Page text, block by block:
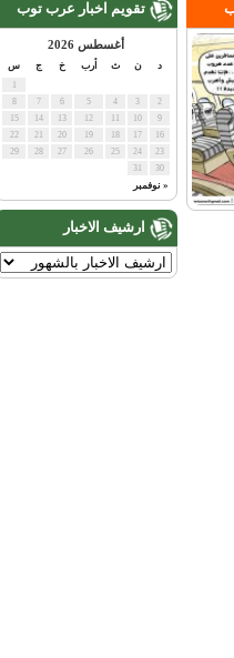
تقويم اخبار عرب توب
أغسطس 2026
أرب س
« نوفمبر
ارشيف الاخبار